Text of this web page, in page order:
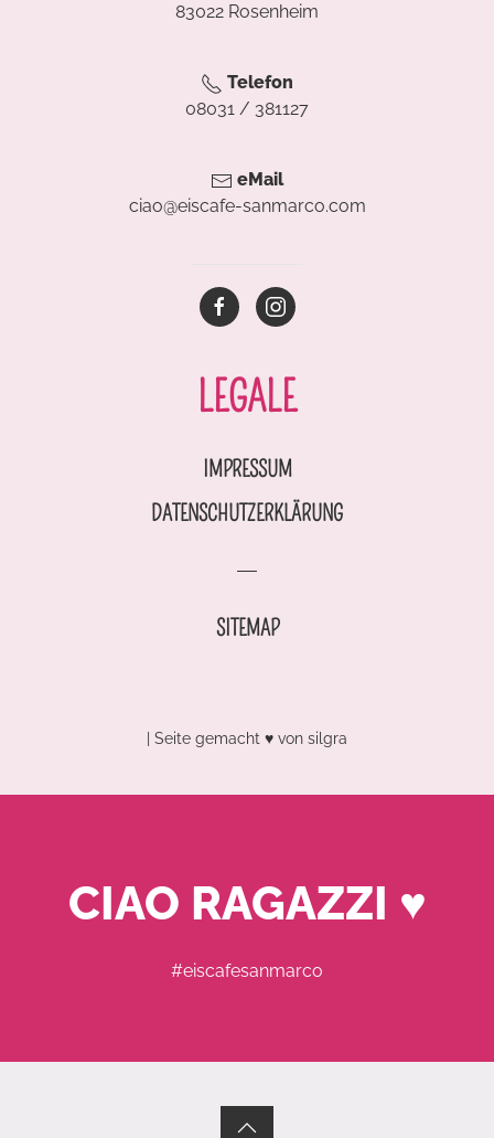
83022 Rosenheim
Telefon
08031 / 381127
eMail
ciao@eiscafe-sanmarco.com
LEGALE
IMPRESSUM
DATENSCHUTZERKLÄRUNG
SITEMAP
| Seite gemacht ♥ von silgra
CIAO RAGAZZI ♥
#eiscafesanmarco